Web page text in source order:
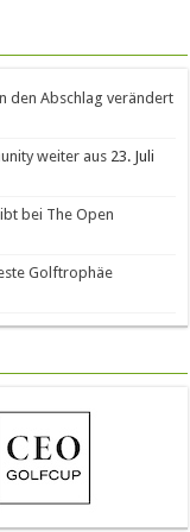
den Abschlag verändert
weiter aus 23. Juli
bei The Open
Golftrophäe